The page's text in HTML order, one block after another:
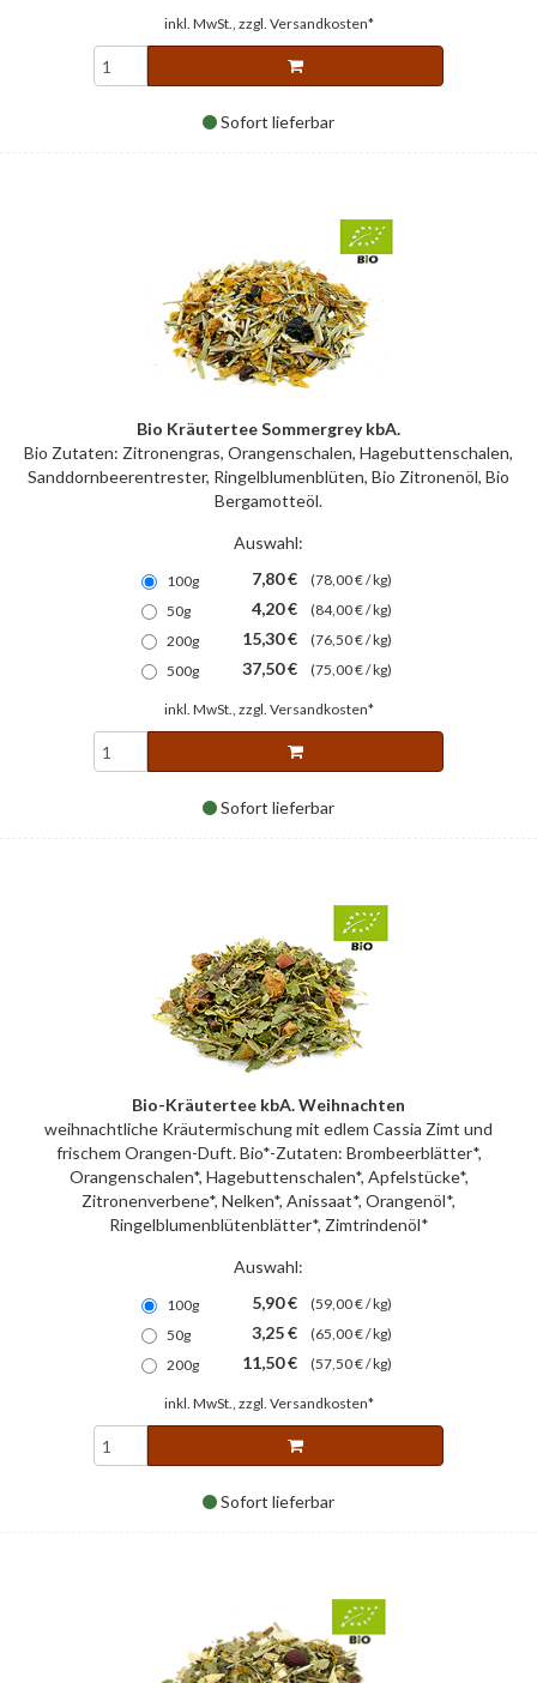
inkl. MwSt., zzgl. Versandkosten*
Sofort lieferbar
Bio Kräutertee Sommergrey kbA.
Bio Zutaten: Zitronengras, Orangenschalen, Hagebuttenschalen,
Sanddornbeerentrester, Ringelblumenblüten, Bio Zitronenöl, Bio
Bergamotteöl.
Auswahl:
100g 7,80 €
(78,00 € / kg)
50g
4,20 €
(84,00 € / kg)
200g
15,30 €
(76,50 € / kg)
500g
37,50 € (75,00 € / kg)
inkl. MwSt., zzgl. Versandkosten*
Sofort lieferbar
Bio-Kräutertee kbA. Weihnachten
weihnachtliche Kräutermischung mit edlem Cassia Zimt und
frischem Orangen-Duft. Bio*-Zutaten: Brombeerblätter*,
Orangenschalen*, Hagebuttenschalen*, Apfelstücke*,
Zitronenverbene*, Nelken*, Anissaat*, Orangenöl*,
Ringelblumenblütenblätter*, Zimtrindenöl*
Auswahl:
100g 5,90 €
(59,00 € / kg)
50g
3,25 €
(65,00 € / kg)
200g
11,50 € (57,50 € / kg)
inkl. MwSt., zzgl. Versandkosten*
Sofort lieferbar